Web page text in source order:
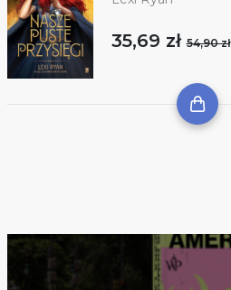
35,69 zł54,90 zł